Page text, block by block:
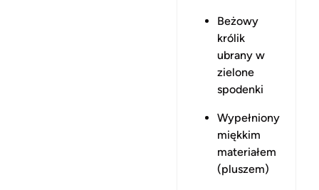
Beżowy
królik
ubrany w
zielone
spodenki
Wypełniony
miękkim
materiałem
(pluszem)